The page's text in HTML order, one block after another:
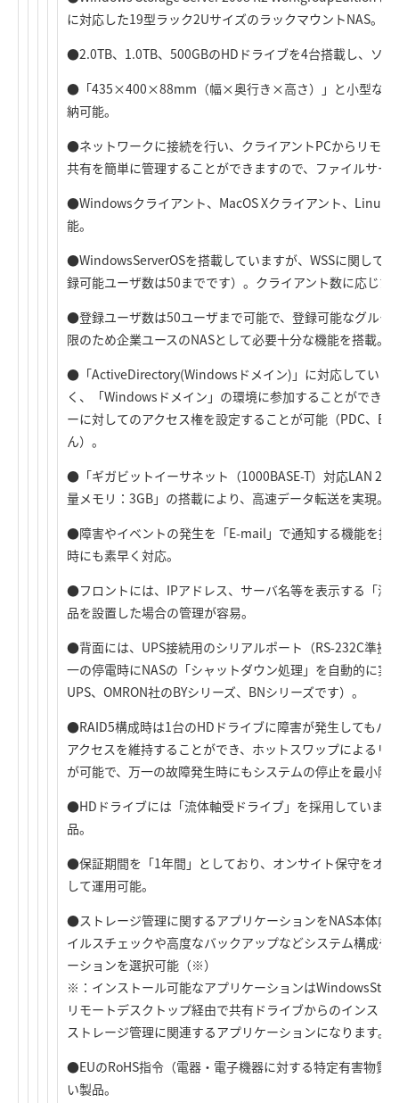
に対応した19型ラック2UサイズのラックマウントNAS。
●2.0TB、1.0TB、500GBのHDドライブを4台搭載し、ソ
●「435×400×88mm（幅×奥行き×高さ）」と小型なた
納可能。
●ネットワークに接続を行い、クライアントPCからリモ
共有を簡単に管理することができますので、ファイルサー
●Windowsクライアント、MacOS Xクライアント、Linux
能。
●WindowsServerOSを搭載していますが、WSSに関して
録可能ユーザ数は50までです）。クライアント数に応じた
●登録ユーザ数は50ユーザまで可能で、登録可能なグルー
限のため企業ユースのNASとして必要十分な機能を搭載。
●「ActiveDirectory(Windowsドメイン)」に対応していま
く、「Windowsドメイン」の環境に参加することができ
ーに対してのアクセス権を設定することが可能（PDC、
ん）。
●「ギガビットイーサネット（1000BASE-T）対応LAN 2
量メモリ：3GB」の搭載により、高速データ転送を実現。
●障害やイベントの発生を「E-mail」で通知する機能を搭
時にも素早く対応。
●フロントには、IPアドレス、サーバ名等を表示する「液
品を設置した場合の管理が容易。
●背面には、UPS接続用のシリアルポート（RS-232C準拠
一の停電時にNASの「シャットダウン処理」を自動的に実
UPS、OMRON社のBYシリーズ、BNシリーズです）。
●RAID5構成時は1台のHDドライブに障害が発生してもパ
アクセスを維持することができ、ホットスワップによるリ
が可能で、万一の故障発生時にもシステムの停止を最小限
●HDドライブには「流体軸受ドライブ」を採用していま
品。
●保証期間を「1年間」としており、オンサイト保守をオ
して運用可能。
●ストレージ管理に関するアプリケーションをNAS本体内
イルスチェックや高度なバックアップなどシステム構成や
ーションを選択可能（※）
※：インストール可能なアプリケーションは
リモートデスクトップ経由で共有ドライブからのインス
ストレージ管理に関連するアプリケーションになります。
●EUのRoHS指令（電器・電子機器に対する特定有害物質
い製品。